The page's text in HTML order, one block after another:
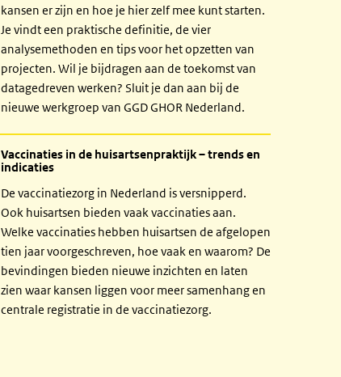
kansen er zijn en hoe je hier zelf mee kunt starten.
Je vindt een praktische definitie, de vier
analysemethoden en tips voor het opzetten van
projecten. Wil je bijdragen aan de toekomst van
datagedreven werken? Sluit je dan aan bij de
nieuwe werkgroep van GGD GHOR Nederland.
Vaccinaties in de huisartsenpraktijk – trends en
indicaties
De vaccinatiezorg in Nederland is versnipperd.
Ook huisartsen bieden vaak vaccinaties aan.
Welke vaccinaties hebben huisartsen de afgelopen
tien jaar voorgeschreven, hoe vaak en waarom? De
bevindingen bieden nieuwe inzichten en laten
zien waar kansen liggen voor meer samenhang en
centrale registratie in de vaccinatiezorg.